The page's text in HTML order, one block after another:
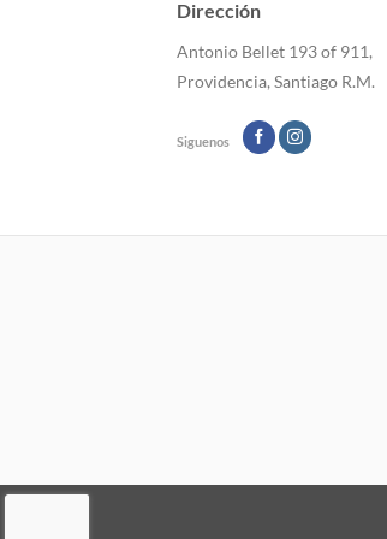
Dirección
Antonio Bellet 193 of 911,
Providencia, Santiago R.M.
Siguenos